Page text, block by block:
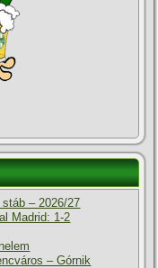
– 2026/27
Madrid: 1-2
– Górnik